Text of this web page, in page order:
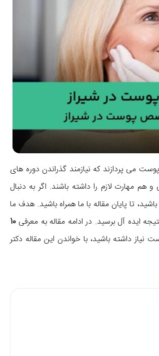
می پردازند که نیازمند گذراندن دوره های
مهارت لازم را داشته باشند. اگر به دنبال
تا پایان مقاله با ما همراه باشید. هدف ما
ایده آل برسید. در ادامه مقاله به معرفی 10
داشته باشید، با خواندن این مقاله دکتر